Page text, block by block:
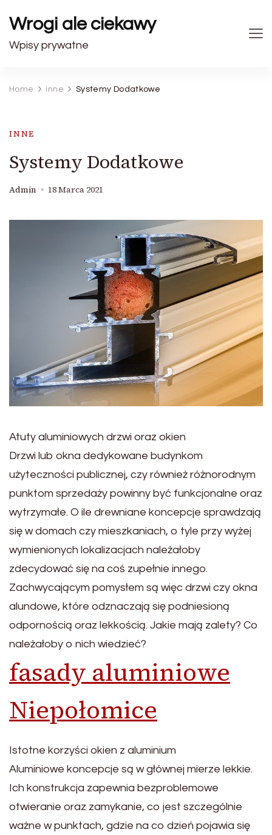
Wrogi ale ciekawy
Wpisy prywatne
Home inne Systemy Dodatkowe
INNE
Systemy Dodatkowe
Admin 18 Marca 2021
Atuty aluminiowych drzwi oraz okien
Drzwi lub okna dedykowane budynkom
użyteczności publicznej, czy również różnorodnym
punktom sprzedaży powinny być funkcjonalne oraz
wytrzymałe. O ile drewniane koncepcje sprawdzają
się w domach czy mieszkaniach, o tyle przy wyżej
wymienionych lokalizacjach należałoby
zdecydować się na coś zupełnie innego.
Zachwycającym pomysłem są więc drzwi czy okna
alundowe, które odznaczają się podniesioną
odpornością oraz lekkością. Jakie mają zalety? Co
należałoby o nich wiedzieć?
fasady aluminiowe
Niepołomice
Istotne korzyści okien z aluminium
Aluminiowe koncepcje są w głównej mierze lekkie.
Ich konstrukcja zapewnia bezproblemowe
otwieranie oraz zamykanie, co jest szczególnie
ważne w punktach, gdzie na co dzień pojawia się